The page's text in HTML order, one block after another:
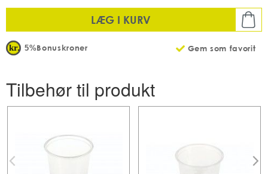
LÆG I KURV
Gem som favorit
5%Bonuskroner
Tilbehør til produkt